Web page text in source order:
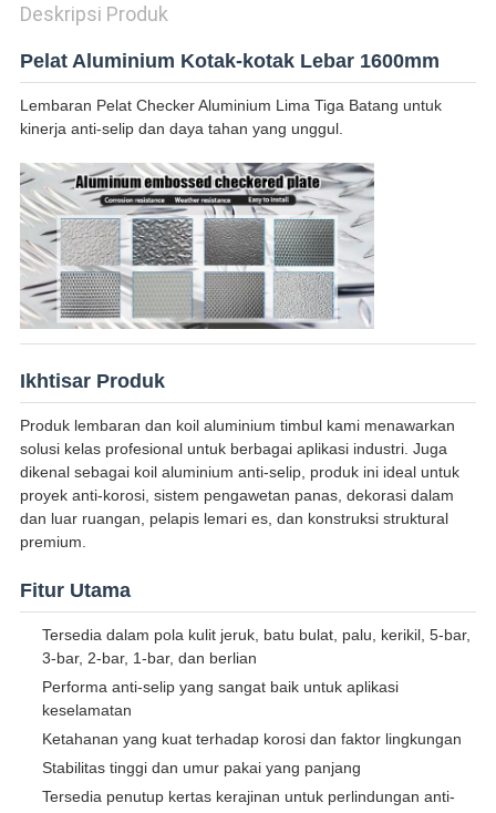
Deskripsi Produk
Pelat Aluminium Kotak-kotak Lebar 1600mm
Lembaran Pelat Checker Aluminium Lima Tiga Batang untuk
kinerja anti-selip dan daya tahan yang unggul.
Ikhtisar Produk
Produk lembaran dan koil aluminium timbul kami menawarkan
solusi kelas profesional untuk berbagai aplikasi industri. Juga
dikenal sebagai koil aluminium anti-selip, produk ini ideal untuk
proyek anti-korosi, sistem pengawetan panas, dekorasi dalam
dan luar ruangan, pelapis lemari es, dan konstruksi struktural
premium.
Fitur Utama
Tersedia dalam pola kulit jeruk, batu bulat, palu, kerikil, 5-bar,
3-bar, 2-bar, 1-bar, dan berlian
Performa anti-selip yang sangat baik untuk aplikasi
keselamatan
Ketahanan yang kuat terhadap korosi dan faktor lingkungan
Stabilitas tinggi dan umur pakai yang panjang
Tersedia penutup kertas kerajinan untuk perlindungan anti-